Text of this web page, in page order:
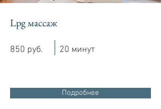
Lpg массаж
850 руб. 20 минут
Подробнее